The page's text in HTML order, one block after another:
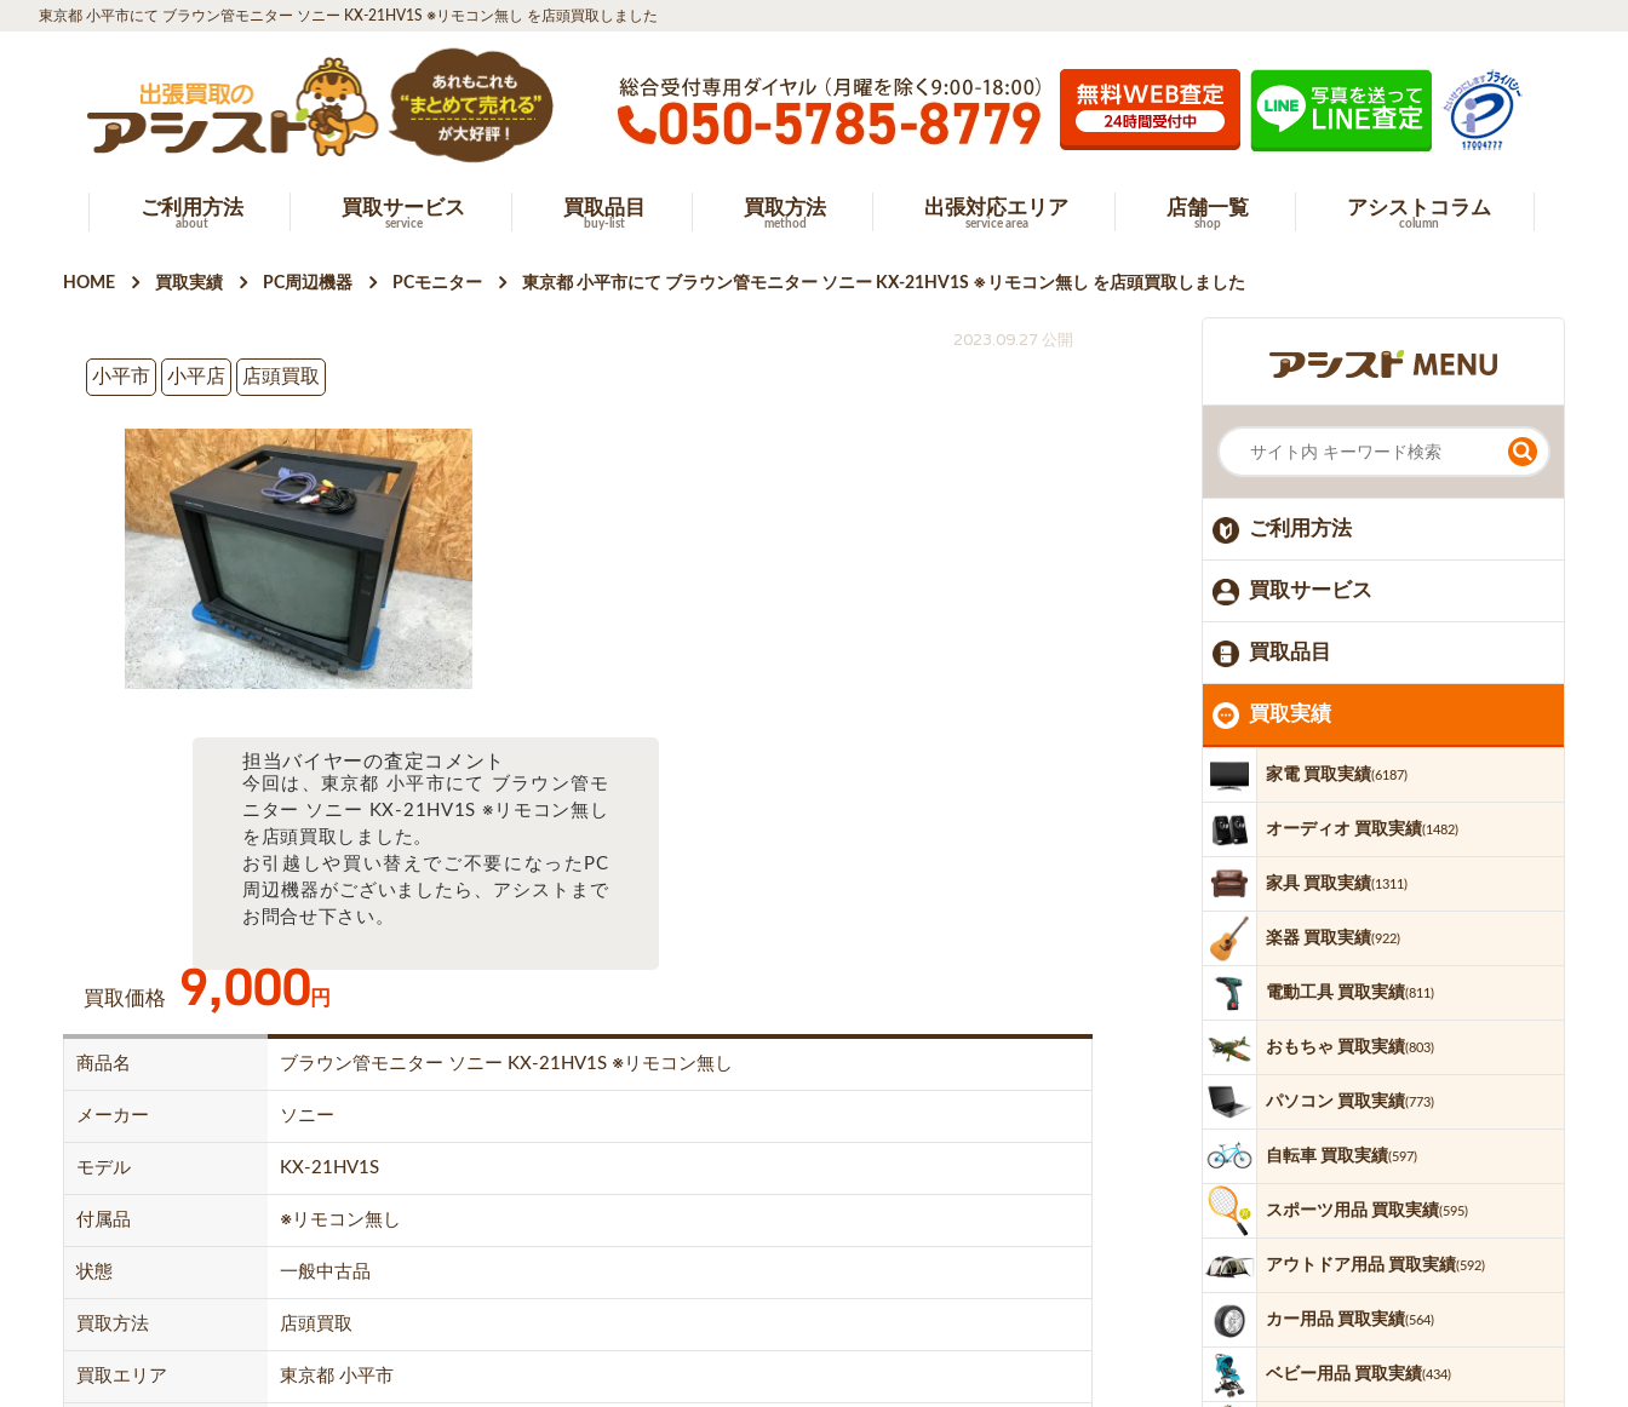
東京都 小平市にて ブラウン管モニター ソニー KX-21HV1S ※リモコン無し を店頭買取しました
ご利用方法
about
買取サービス
service
買取品目
buy-list
買取方法
method
出張対応エリア
service area
店舗一覧
shop
アシストコラム
column
HOME 買取実績 PC周辺機器 PCモニター 東京都 小平市にて ブラウン管モニター ソニー KX-21HV1S ※リモコン無し を店頭買取しました
2023.09.27 公開
小平市
小平店 店頭買取
担当バイヤーの査定コメント
今回は、東京都 小平市にて ブラウン管モ
ニター ソニー KX-21HV1S ※リモコン無し
を店頭買取しました。
お引越しや買い替えでご不要になったPC
周辺機器がございましたら、アシストまで
お問合せ下さい。
買取価格 9,000円
商品名 ブラウン管モニター ソニー KX-21HV1S ※リモコン無し
メーカー ソニー
モデル KX-21HV1S
付属品 ※リモコン無し
状態 一般中古品
買取方法 店頭買取
買取エリア 東京都 小平市
ご利用方法
買取サービス
買取品目
買取実績
家電 買取実績(6187)
オーディオ 買取実績(1482)
家具 買取実績(1311)
楽器 買取実績(922)
電動工具 買取実績(811)
おもちゃ 買取実績(803)
パソコン 買取実績(773)
自転車 買取実績(597)
スポーツ用品 買取実績(595)
アウトドア用品 買取実績(592)
カー用品 買取実績(564)
ベビー用品 買取実績(434)